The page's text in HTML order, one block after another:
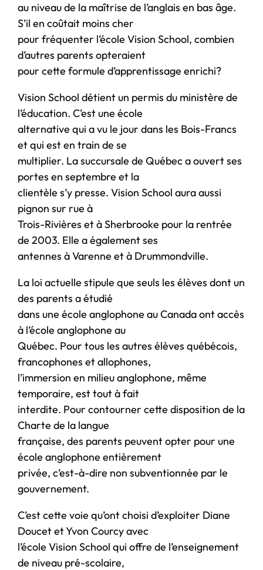
au niveau de la maîtrise de l’anglais en bas âge.
S’il en coûtait moins cher
pour fréquenter l’école Vision School, combien
d’autres parents opteraient
pour cette formule d’apprentissage enrichi?
Vision School détient un permis du ministère de
l’éducation. C’est une école
alternative qui a vu le jour dans les Bois-Francs
et qui est en train de se
multiplier. La succursale de Québec a ouvert ses
portes en septembre et la
clientèle s’y presse. Vision School aura aussi
pignon sur rue à
Trois-Rivières et à Sherbrooke pour la rentrée
de 2003. Elle a également ses
antennes à Varenne et à Drummondville.
La loi actuelle stipule que seuls les élèves dont un
des parents a étudié
dans une école anglophone au Canada ont accès
à l’école anglophone au
Québec. Pour tous les autres élèves québécois,
francophones et allophones,
l’immersion en milieu anglophone, même
temporaire, est tout à fait
interdite. Pour contourner cette disposition de la
Charte de la langue
française, des parents peuvent opter pour une
école anglophone entièrement
privée, c’est-à-dire non subventionnée par le
gouvernement.
C’est cette voie qu’ont choisi d’exploiter Diane
Doucet et Yvon Courcy avec
l’école Vision School qui offre de l’enseignement
de niveau pré-scolaire,